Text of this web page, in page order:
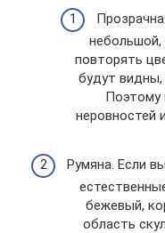
небольшой,
повторять
будут видны,
Поэтому
неровностей
Румяна. Если
бежевый,
область